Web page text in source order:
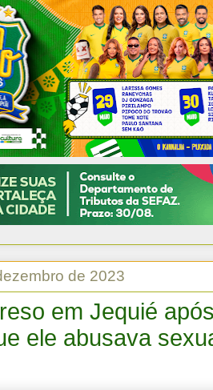
de 2023
em Jequié
ele abusava